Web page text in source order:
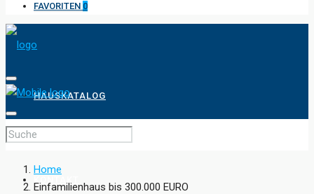
FAVORITEN 0
HAUSKATALOG
ANBIETER
Home
Einfamilienhaus bis 300.000 EURO